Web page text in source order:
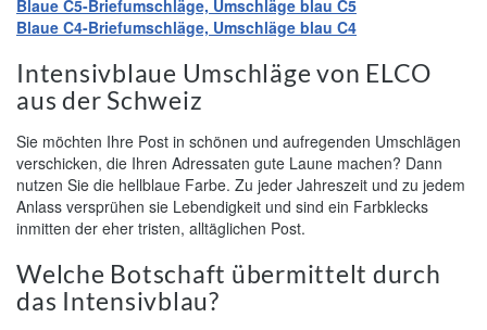
Blaue C5-Briefumschläge, Umschläge blau C5
Blaue C4-Briefumschläge, Umschläge blau C4
Intensivblaue Umschläge von ELCO
aus der Schweiz
Sie möchten Ihre Post in schönen und aufregenden Umschlägen
verschicken, die Ihren Adressaten gute Laune machen? Dann
nutzen Sie die hellblaue Farbe. Zu jeder Jahreszeit und zu jedem
Anlass versprühen sie Lebendigkeit und sind ein Farbklecks
inmitten der eher tristen, alltäglichen Post.
Welche Botschaft übermittelt durch
das Intensivblau?